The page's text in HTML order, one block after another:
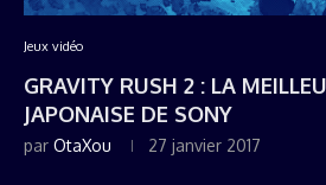
Jeux vidéo
GRAVITY RUSH 2 : LA
JAPONAISE DE SONY
par OtaXou 27 janvier 2017